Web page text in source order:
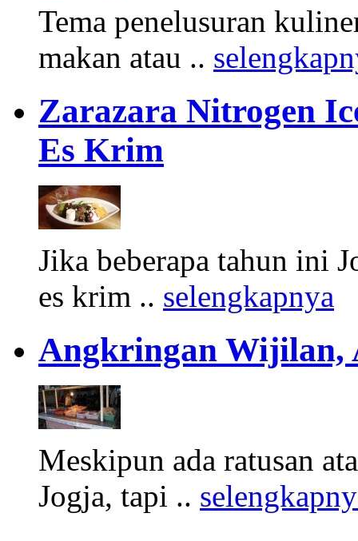
Tema penelusuran
makan atau ..
Zarazara Nitrogen
Es Krim
Jika beberapa tahun ini
es krim .. selengkapnya
Angkringan Wijilan,
Meskipun ada ratusan
Jogja, tapi ..